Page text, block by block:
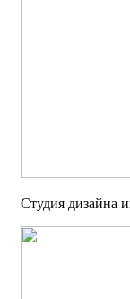
Студия дизайна